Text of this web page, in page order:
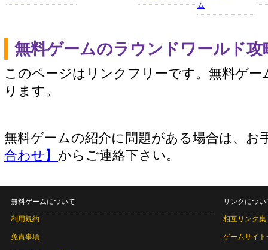
ム
無料ゲームのラウンドワールド
このページはリンクフリーです。無料ゲー
ります。
無料ゲームの紹介に問題がある場合は、お
合わせ】 からご連絡下さい。
無料ゲームについて
利用規約
免責事項
リンクについ
相互リンク集
ゲームサイト